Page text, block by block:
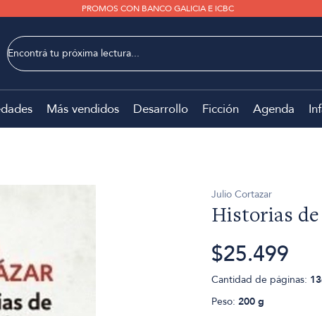
PROMOS CON BANCO GALICIA E ICBC
Más vendidos Desarrollo Ficción Agenda
Julio Cortazar
Historias
$25.499
Cantidad de páginas:
Peso: 200 g